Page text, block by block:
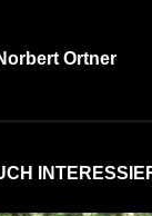
Ortner